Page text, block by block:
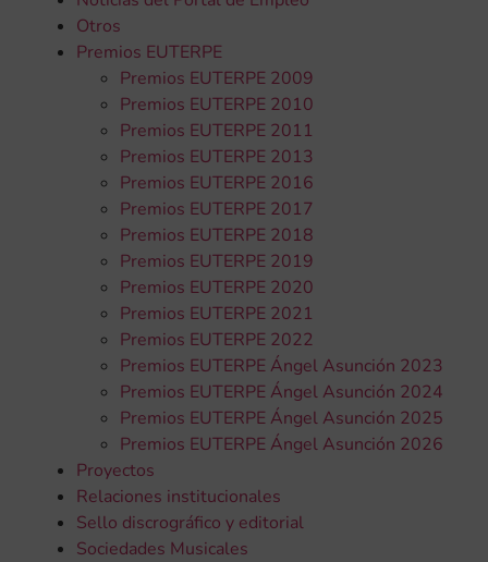
Otros
Premios EUTERPE
Premios EUTERPE 2009
Premios EUTERPE 2010
Premios EUTERPE 2011
Premios EUTERPE 2013
Premios EUTERPE 2016
Premios EUTERPE 2017
Premios EUTERPE 2018
Premios EUTERPE 2019
Premios EUTERPE 2020
Premios EUTERPE 2021
Premios EUTERPE 2022
Premios EUTERPE Ángel Asunción 2023
Premios EUTERPE Ángel Asunción 2024
Premios EUTERPE Ángel Asunción 2025
Premios EUTERPE Ángel Asunción 2026
Proyectos
Relaciones institucionales
Sello discrográfico y editorial
Sociedades Musicales